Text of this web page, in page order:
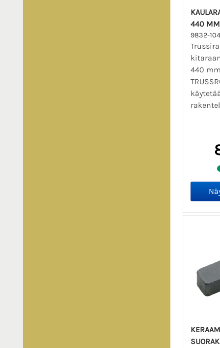
440
9832-
440